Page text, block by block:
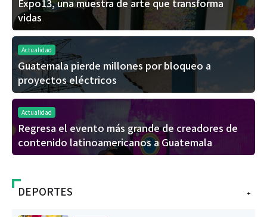
vidas
Actualidad
Guatemala pierde millones por bloqueo a
proyectos eléctricos
Actualidad
Regresa el evento más grande de creadores de
contenido latinoamericanos a Guatemala
+
DEPORTES